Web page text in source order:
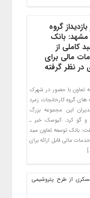
گروه
مشهد: بانک
کاملی از
مالی برای
در نظر گرفته
تعاون با حضور در شهرک
گروه کارخانجات زمرد
این مجموعه بزرگ
و گو کرد. کیوسک خبر ـ
بانک توسعه تعاون سبد
مالی قابل ارائه برای
از طرح پتروشیمی